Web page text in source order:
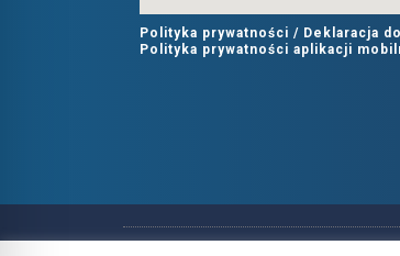
Polityka prywatności / Deklaracja
Polityka prywatności aplikacji